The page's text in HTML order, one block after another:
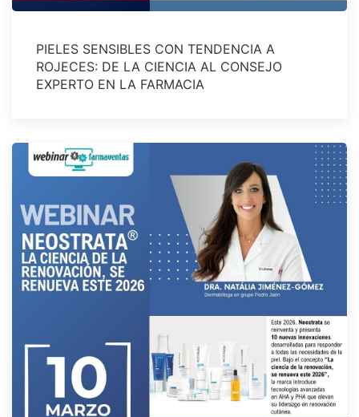
PIELES SENSIBLES CON TENDENCIA A
ROJECES: DE LA CIENCIA AL CONSEJO
EXPERTO EN LA FARMACIA